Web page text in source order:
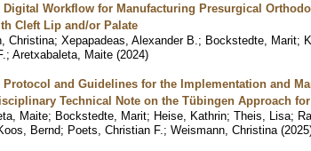
Digital Workflow for Manufacturing Presurgical
Cleft Lip and/or Palate
Christina; Xepapadeas, Alexander B. ; Bockstedte, Marit;
; Aretxabaleta, Maite (2024)
Protocol and Guidelines for the Implementation and
Technical Note on the Tübingen Approach
Maite; Bockstedte, Marit; Heise, Kathrin; Theis, Lisa;
Bernd; Poets, Christian F. ; Weismann, Christina (2025